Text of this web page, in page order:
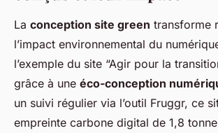
La conception site green transforme
l’impact environnemental du
l’exemple du site “Agir pour la
grâce à une éco-conception
un suivi régulier via l’outil Fruggr, ce
empreinte carbone digital de 1,8